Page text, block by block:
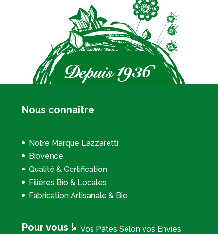
Nous connaître
Notre Marque Lazzaretti
Biovence
Qualité & Certification
Filières Bio & Locales
Fabrication Artisanale & Bio
Pour vous !
Vos Pâtes Selon vos Envies